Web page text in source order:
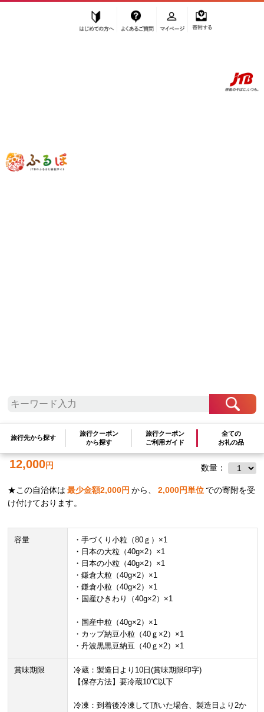
ふるぽ JTBのふるさと納税サイト
旅行先から探す
旅行クーポン
から探す
旅行クーポン
ご利用ガイド
全ての
お礼の品
鎌倉山納豆 ふるさとセット | 納豆 人
気 おすすめ 国産大豆 セット 健康 発酵食
品 ギフト プレゼント 送料無料 神奈川 鎌
倉
12,000円 数量：
★この自治体は 最少金額2,000円 から、 2,000円単位 での寄附を受
け付けております。
容量
・手づくり小粒（80ｇ）×1
・日本の大粒（40g×2）×1
・日本の小粒（40g×2）×1
・鎌倉大粒（40g×2）×1
・鎌倉小粒（40g×2）×1
・国産ひきわり（40g×2）×1
・国産中粒（40g×2）×1
・カップ納豆小粒（40ｇ×2）×1
・丹波黒黒豆納豆（40ｇ×2）×1
賞味期限
冷蔵：製造日より10日(賞味期限印字)
【保存方法】要冷蔵10℃以下
冷凍：到着後冷凍して頂いた場合、製造日より2か